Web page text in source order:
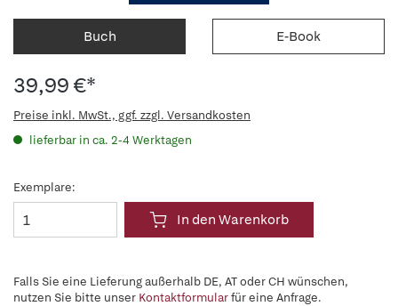
Buch E-Book
39,99 €*
Preise inkl. MwSt., ggf. zzgl. Versandkosten
lieferbar in ca. 2-4 Werktagen
Exemplare:
In den Warenkorb
Falls Sie eine Lieferung außerhalb DE, AT oder CH wünschen,
nutzen Sie bitte unser Kontaktformularfür eine Anfrage.